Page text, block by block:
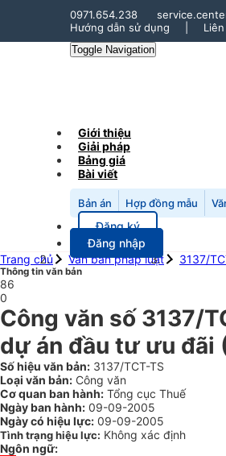
0971.654.238
Hướng dẫn sử dụng
Toggle Navigation
Giới thiệu
Giải pháp
Bảng giá
Bài viết
Bản án Hợp đồng mẫu
Đăng ký
Đăng nhập
Trang chủ
Văn bản pháp luật 3137/
Thông tin văn bản
86
0
Công văn số 3137/
dự án đầu tư ưu đãi
Số hiệu văn bản: 3137/TCT-TS
Loại văn bản: Công văn
Cơ quan ban hành: Tổng cục Thuế
Ngày ban hành: 09-09-2005
Ngày có hiệu lực: 09-09-2005
Tình trạng hiệu lực: Không xác định
Ngôn ngữ: